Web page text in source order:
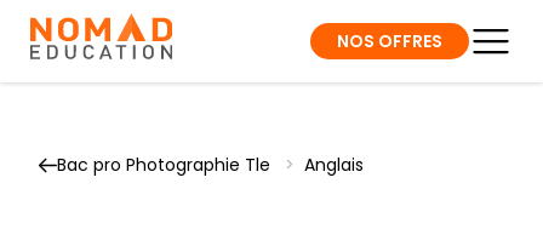
NOS OFFRES
Bac pro Photographie Tle > Anglais